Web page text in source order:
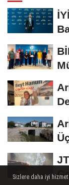
Sizlere daha iyi